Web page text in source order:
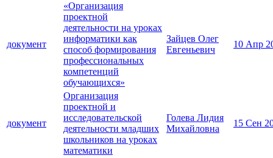
документ
«Организация
проектной
деятельности на уроках
информатики как
способ формирования
профессиональных
компетенций
обучающихся»
Зайцев Олег
Евгеньевич
10 Апр
документ
Организация
проектной и
исследовательской
деятельности младших
школьников на уроках
математики
Голева Лидия
Михайловна
15 Сен